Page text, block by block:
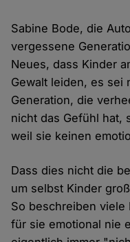
Sabine Bode, die
vergessene
Neues, dass Kinder
Gewalt leiden, es sei
Generation, die
nicht das Gefühl hat,
weil sie keinen
Dass dies nicht die
um selbst Kinder
So beschreiben viele
für sie emotional nie